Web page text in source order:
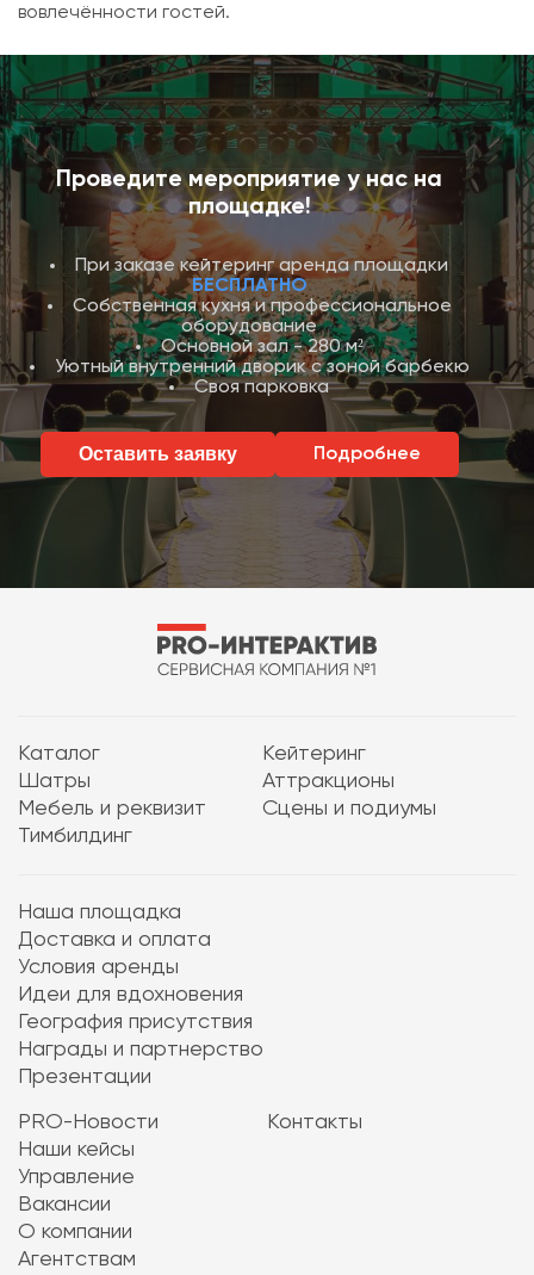
вовлечённости гостей.
Проведите мероприятие у нас на
площадке!
При заказе кейтеринг аренда площадки
БЕСПЛАТНО
Собственная кухня и профессиональное
оборудование
Основной зал - 280 м²
Уютный внутренний дворик с зоной барбекю
Своя парковка
Оставить заявку Подробнее
Каталог
Кейтеринг
Шатры
Аттракционы
Мебель и реквизит
Сцены и подиумы
Тимбилдинг
Наша площадка
Доставка и оплата
Условия аренды
Идеи для вдохновения
География присутствия
Награды и партнерство
Презентации
PRO-Новости
Наши кейсы
Управление
Вакансии
О компании
Агентствам
Контакты